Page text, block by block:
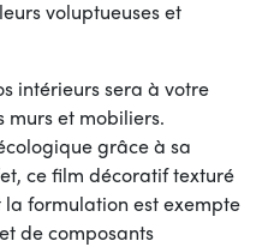
voluptueuses et
intérieurs sera à votre
murs et mobiliers.
grâce à sa
ce film décoratif texturé
formulation est exempte
de composants